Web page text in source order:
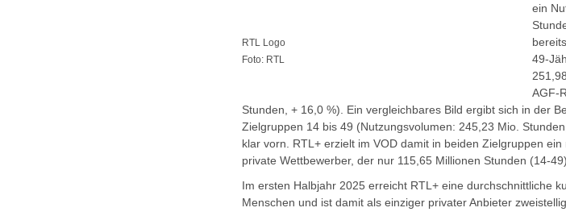
RTL Logo
Foto: RTL
ein
49-
AGF-
Stunden, + 16,0 %). Ein vergleichbares Bild ergibt sich in der
Zielgruppen 14 bis 49 (Nutzungsvolumen: 245,23 Mio.
klar vorn. RTL+ erzielt im VOD damit in beiden Zielgruppen
private Wettbewerber, der nur 115,65 Millionen Stunden (14-
Im ersten Halbjahr 2025 erreicht RTL+ eine durchschnittliche
Menschen und ist damit als einziger privater Anbieter zweistellig.